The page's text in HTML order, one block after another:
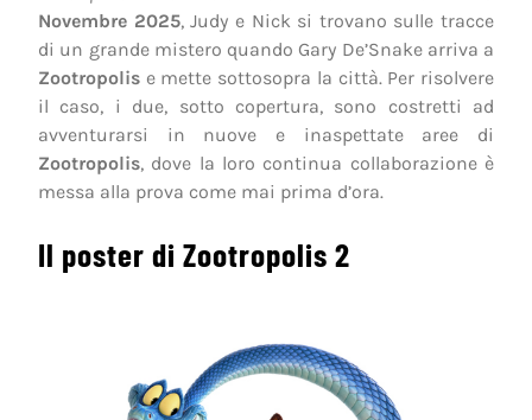
Novembre 2025, Judy e Nick si trovano sulle tracce
di un grande mistero quando Gary De’Snake arriva a
Zootropolis e mette sottosopra la città. Per risolvere
il caso, i due, sotto copertura, sono costretti ad
avventurarsi in nuove e inaspettate aree di
Zootropolis, dove la loro continua collaborazione è
messa alla prova come mai prima d’ora.
Il poster di Zootropolis 2